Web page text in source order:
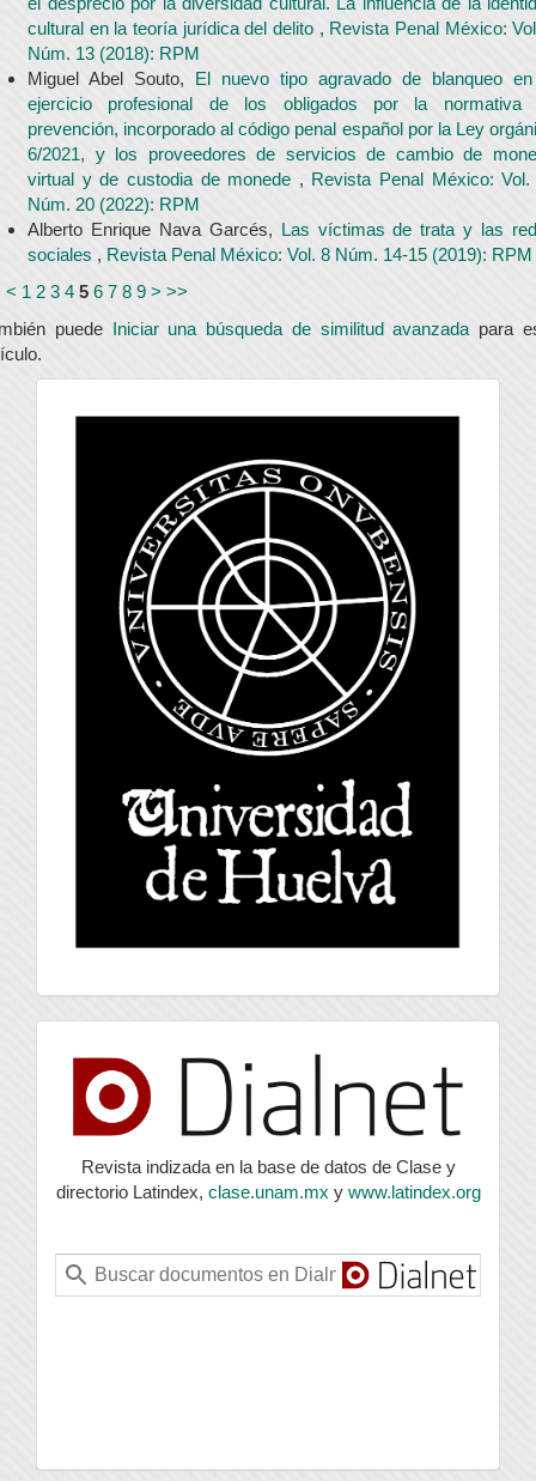
cultural en la teoría jurídica del delito , Revista Penal México:
Núm. 13 (2018): RPM
Miguel Abel Souto, El nuevo tipo agravado de blanqueo
ejercicio profesional de los obligados por la normativa
prevención, incorporado al código penal español por la Ley
6/2021, y los proveedores de servicios de cambio de
virtual y de custodia de monede , Revista Penal México: Vol.
Núm. 20 (2022): RPM
Alberto Enrique Nava Garcés, Las víctimas de trata y las
sociales , Revista Penal México: Vol. 8 Núm. 14-15 (2019): RPM
< 1 2 3 4 5 6 7 8 9 > >>
puede Iniciar una búsqueda de similitud avanzada para
universidad
index
Revista indizada en la base de datos de Clase y
directorio Latindex, clase.unam.mx y www.latindex.org